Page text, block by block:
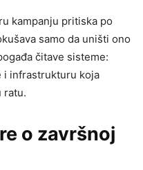
kampanju pritiska po
samo da uništi ono
čitave sisteme:
i infrastrukturu koja
ratu.
o završnoj